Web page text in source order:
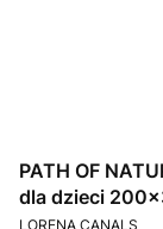
PATH OF
dla
PRODUCENT
LORENA CANALS